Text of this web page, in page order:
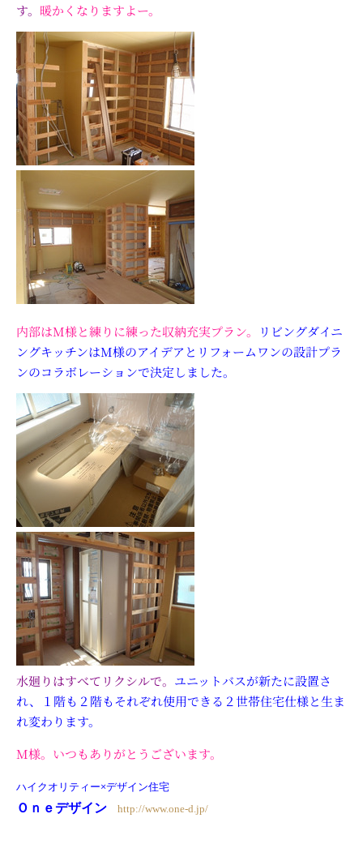
す。 暖かくなりますよー。
内部はM様と練りに練った収納充実プラン。
リビングダイニ
ングキッチンはM様のアイデアとリフォームワンの設計プラ
ンのコラボレーションで決定しました。
水廻りはすべてリクシルで。 ユニットバスが新たに設置さ
れ、１階も２階もそれぞれ使用できる２世帯住宅仕様と生ま
れ変わります。
M様。いつもありがとうございます。
ハイクオリティー×デザイン住宅
Ｏｎｅデザイン http://www.one-d.jp/